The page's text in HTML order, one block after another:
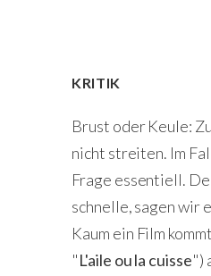
KRITIK
Brust oder Keule:
nicht streiten. Im
Frage essentiell.
schnelle, sagen wir
Kaum ein Film
"L'aile ou la cuisse")